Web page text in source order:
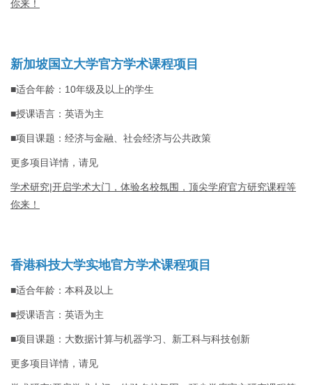
你来！
新加坡国立大学官方学术课程项目
■适合年龄：10年级及以上的学生
■授课语言：英语为主
■项目课题：经济与金融、社会经济与公共政策
更多项目详情，请见
学术研究|开启学术大门，体验名校氛围，顶尖学府官方研究课程等
你来！
香港科技大学实地官方学术课程项目
■适合年龄：本科及以上
■授课语言：英语为主
■项目课题：大数据计算与机器学习、新工科与科技创新
更多项目详情，请见